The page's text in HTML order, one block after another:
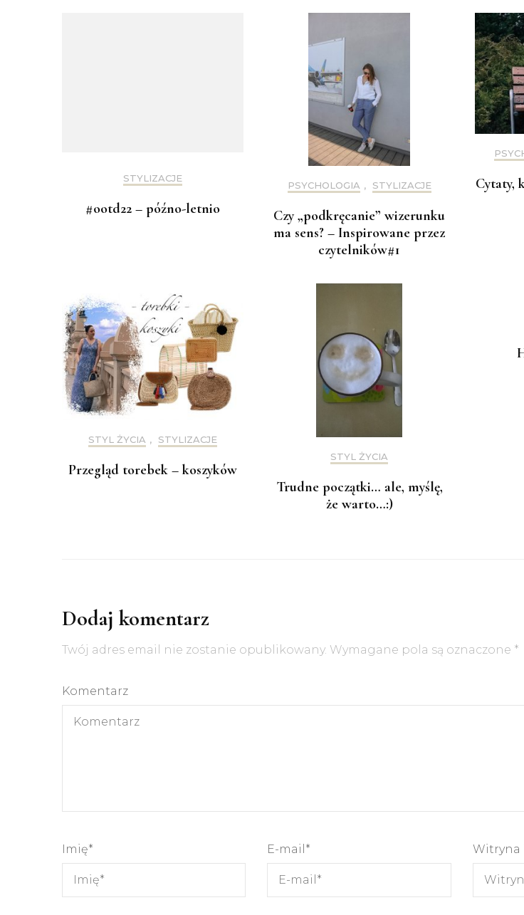
STYLIZACJE
#ootd22 – późno-letnio
PSYCHOLOGIA , STYLIZACJE
Czy „podkręcanie” wizerunku
ma sens? – Inspirowane przez
czytelników#1
Cytaty,
STYL ŻYCIA , STYLIZACJE
Przegląd torebek – koszyków
STYL ŻYCIA
Trudne początki… ale, myślę,
że warto…:)
Dodaj komentarz
Twój adres email nie zostanie opublikowany. Wymagane pola są oznaczone *
Komentarz
Imię* E-mail * Witryna